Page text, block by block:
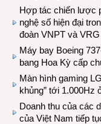
Hợp tác chiến lược
nghệ số hiện đại
đoàn VNPT và VRG
Máy bay Boeing
bang Hoa Kỳ cấp
Màn hình gaming
khủng” tới 1.000Hz
Doanh thu của các
của Việt Nam tiếp